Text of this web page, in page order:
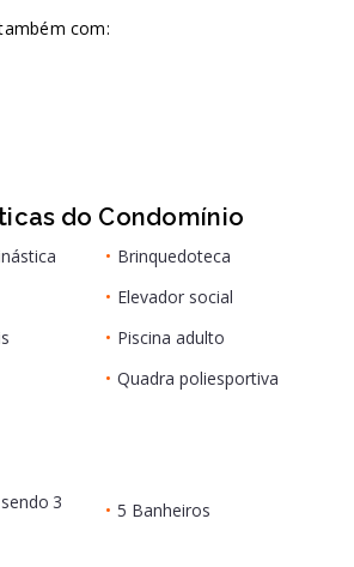
com:
do Condomínio
• Brinquedoteca
• Elevador social
• Piscina adulto
• Quadra poliesportiva
3 • 5 Banheiros